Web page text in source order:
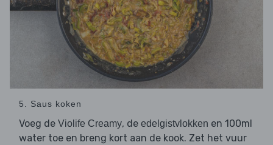
5. Saus koken
Voeg de Violife Creamy, de edelgistvlokken en 100ml
water toe en breng kort aan de kook. Zet het vuur